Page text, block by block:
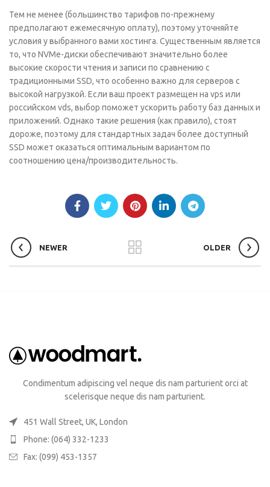
Тем не менее (большинство тарифов по-прежнему
предполагают ежемесячную оплату), поэтому уточняйте
условия у выбранного вами хостинга. Существенным является
то, что NVMe-диски обеспечивают значительно более
высокие скорости чтения и записи по сравнению с
традиционными SSD, что особенно важно для серверов с
высокой нагрузкой. Если ваш проект размещен на vps или
российском vds, выбор поможет ускорить работу баз данных и
приложений. Однако такие решения (как правило), стоят
дороже, поэтому для стандартных задач более доступный
SSD может оказаться оптимальным вариантом по
соотношению цена/производительность.
NEWER OLDER
Condimentum adipiscing vel neque dis nam parturient orci at
scelerisque neque dis nam parturient.
451 Wall Street, UK, London
Phone: (064) 332-1233
Fax: (099) 453-1357